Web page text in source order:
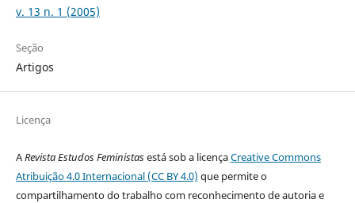
v. 13 n. 1 (2005)
Seção
Artigos
Licença
ARevista Estudos Feministasestá sob a licençaCreative Commons
Atribuição 4.0 Internacional (CC BY 4.0) que permite o
compartilhamento do trabalho com reconhecimento de autoria e